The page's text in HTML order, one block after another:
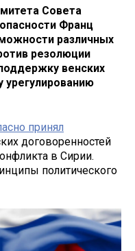
Совета
Франц
различных
резолюции
венских
урегулированию
принял
договоренностей
в Сирии.
политического